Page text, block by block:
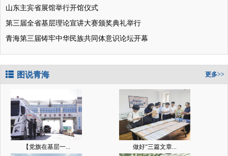
山东主宾省展馆举行开馆仪式
第三届全省基层理论宣讲大赛颁奖典礼举行
青海第三届铸牢中华民族共同体意识论坛开幕
图说青海 更多>>
【党旗在基层一... 做好“三篇文章...